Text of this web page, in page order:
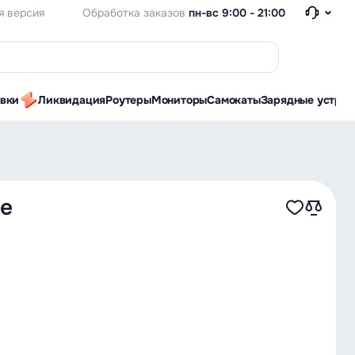
версия Обработка заказов пн-вс 9:00 - 21:00
ЛиквидацияРоутерыМониторыСамокатыЗарядные